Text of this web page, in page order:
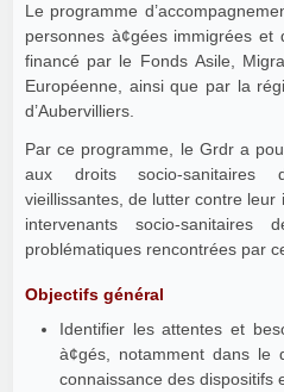
Le programme
personnes à¢gées immigrées et
financé par le Fonds Asile,
Européenne, ainsi que par la
d’Aubervilliers.
Par ce programme, le Grdr a
aux droits socio-sanitaires
vieillissantes, de lutter contre
intervenants socio-sanitaires
problématiques rencontrées par
Objectifs général
Identifier les attentes et
à¢gés, notamment dans le
connaissance des dispositifs